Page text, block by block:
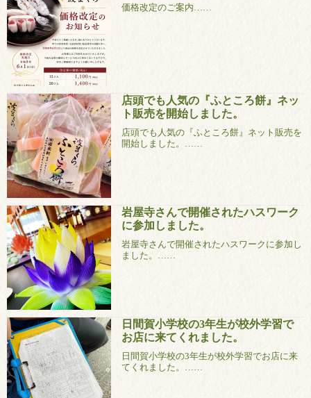
価格改定のご案内……
店頭でも人気の『ふところ餅』ネッ
ト販売を開始しました。
店頭でも人気の『ふところ餅』ネット販売を
開始しました。……
岩屋寺さんで開催されたハスワーク
に参加しました。
岩屋寺さんで開催されたハスワークに参加し
ました。……
日間賀小学校の3年生が校外学習で
お店に来てくれました。
日間賀小学校の3年生が校外学習でお店に来
てくれました。……